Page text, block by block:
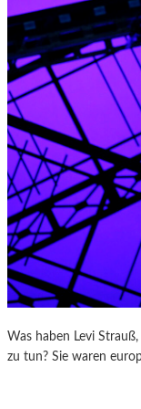
Was haben Levi
zu tun? Sie waren